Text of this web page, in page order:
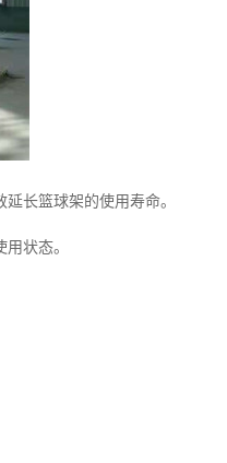
长篮球架的使用寿命。
状态。